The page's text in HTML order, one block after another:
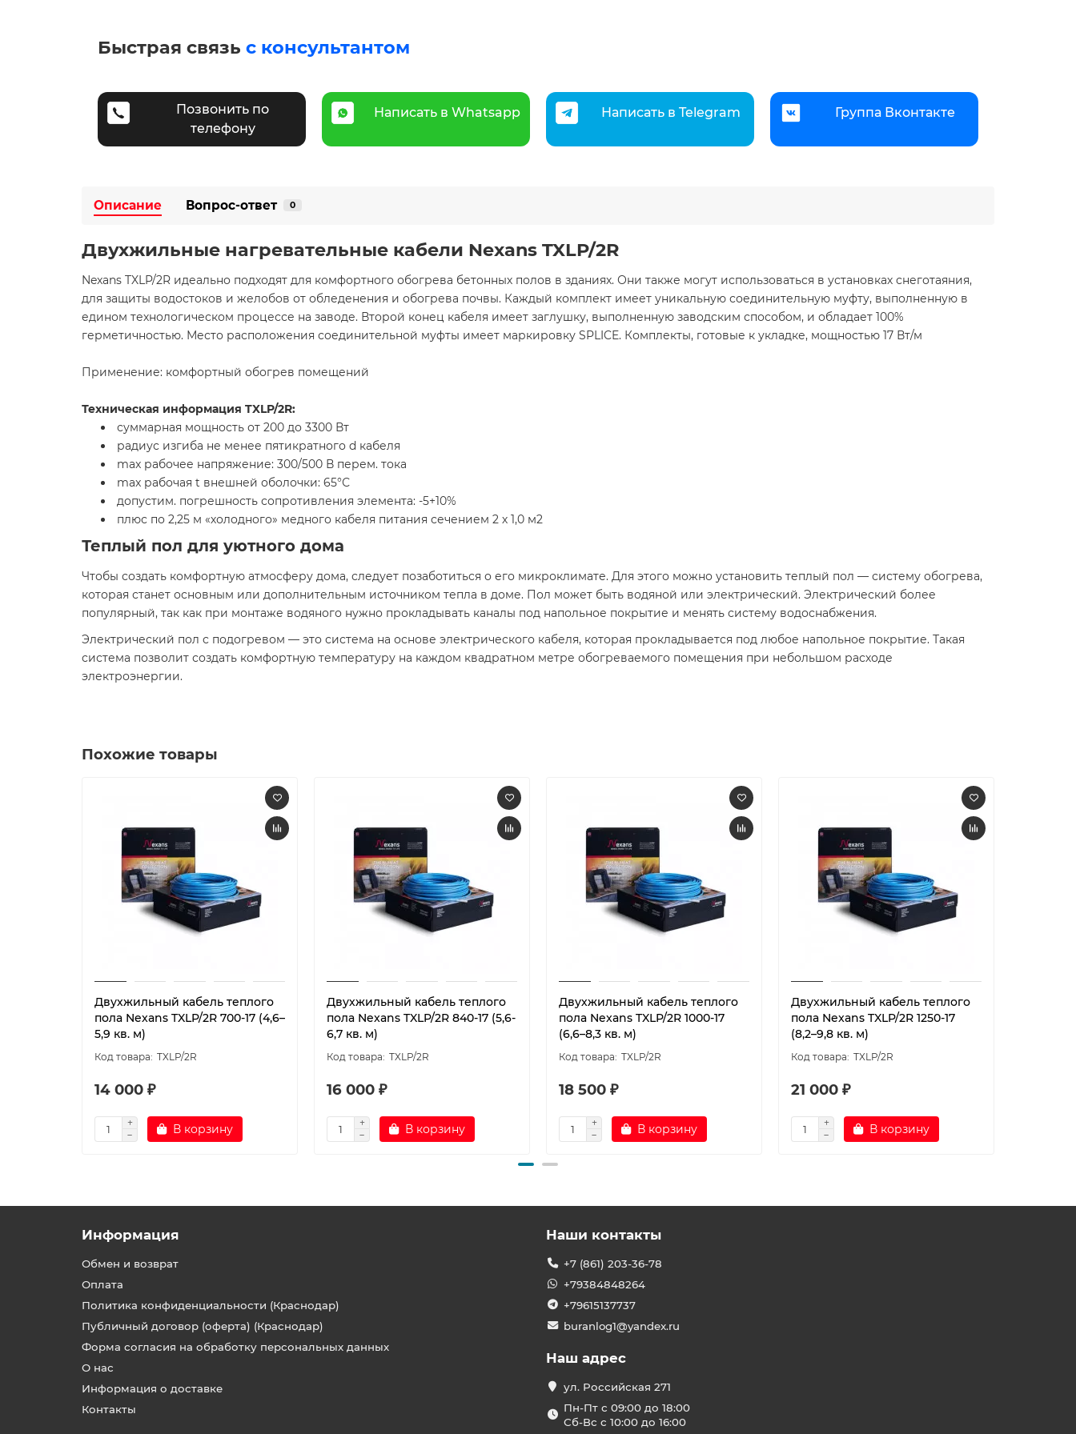
Быстрая связь с консультантом
Позвонить по
телефону
Написать в Whatsapp Написать в Telegram Группа Вконтакте
Описание Вопрос-ответ 0
Двухжильные нагревательные кабели Nexans TXLP/2R
Nexans TXLP/2R идеально подходят для комфортного обогрева бетонных полов в зданиях. Они также могут использоваться в установках снеготаяния,
для защиты водостоков и желобов от обледенения и обогрева почвы. Каждый комплект имеет уникальную соединительную муфту, выполненную в
едином технологическом процессе на заводе. Второй конец кабеля имеет заглушку, выполненную заводским способом, и обладает 100%
герметичностью. Место расположения соединительной муфты имеет маркировку SPLICE. Комплекты, готовые к укладке, мощностью 17 Вт/м
Применение: комфортный обогрев помещений
Техническая информация TXLP/2R:
суммарная мощность от 200 до 3300 Вт
радиус изгиба не менее пятикратного d кабеля
max рабочее напряжение: 300/500 В перем. тока
max рабочая t внешней оболочки: 65°С
допустим. погрешность сопротивления элемента: -5+10%
плюс по 2,25 м «холодного» медного кабеля питания сечением 2 х 1,0 м2
Теплый пол для уютного дома
Чтобы создать комфортную атмосферу дома, следует позаботиться о его микроклимате. Для этого можно установить теплый пол — систему обогрева,
которая станет основным или дополнительным источником тепла в доме. Пол может быть водяной или электрический. Электрический более
популярный, так как при монтаже водяного нужно прокладывать каналы под напольное покрытие и менять систему водоснабжения.
Электрический пол с подогревом — это система на основе электрического кабеля, которая прокладывается под любое напольное покрытие. Такая
система позволит создать комфортную температуру на каждом квадратном метре обогреваемого помещения при небольшом расходе
электроэнергии.
Похожие товары
Двухжильный кабель теплого
пола Nexans TXLP/2R 700-17 (4,6–
5,9 кв. м)
TXLP/2R
14 000 ₽
В корзину
Двухжильный кабель теплого
пола Nexans TXLP/2R 840-17 (5,6-
6,7 кв. м)
TXLP/2R
16 000 ₽
В корзину
Двухжильный кабель теплого
пола Nexans TXLP/2R 1000-17
(6,6–8,3 кв. м)
TXLP/2R
18 500 ₽
В корзину
Двухжильный кабель теплого
пола Nexans TXLP/2R 1250-17
(8,2–9,8 кв. м)
TXLP/2R
21 000 ₽
В корзину
Информация
Обмен и возврат
Оплата
Политика конфиденциальности (Краснодар)
Публичный договор (оферта) (Краснодар)
Форма согласия на обработку персональных данных
О нас
Информация о доставке
Контакты
Наши контакты
+7 (861) 203-36-78
+79384848264
+79615137737
buranlog1@yandex.ru
Наш адрес
ул. Российская 271
Пн-Пт с 09:00 до 18:00
Сб-Вс с 10:00 до 16:00